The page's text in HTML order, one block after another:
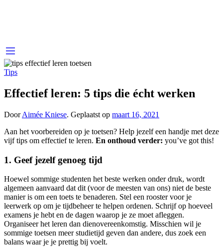
Tips
Effectief leren: 5 tips die écht werken
DoorAimée Kniese. Geplaatst op maart 16, 2021
Aan het voorbereiden op je toetsen? Help jezelf een handje met deze
vijf tips om effectief te leren. En onthoud verder: you’ve got this!
1. Geef jezelf genoeg tijd
Hoewel sommige studenten het beste werken onder druk, wordt
algemeen aanvaard dat dit (voor de meesten van ons) niet de beste
manier is om een toets te benaderen. Stel een rooster voor je
leerwerk op om je tijdbeheer te helpen ordenen. Schrijf op hoeveel
examens je hebt en de dagen waarop je ze moet afleggen.
Organiseer het leren dan dienovereenkomstig. Misschien wil je
sommige toetsen meer studietijd geven dan andere, dus zoek een
balans waar je je prettig bij voelt.